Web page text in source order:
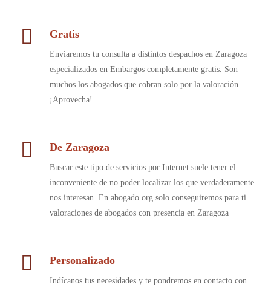
Gratis
Enviaremos tu consulta a distintos despachos en Zaragoza
especializados en Embargos completamente gratis. Son
muchos los abogados que cobran solo por la valoración
¡Aprovecha!
De Zaragoza
Buscar este tipo de servicios por Internet suele tener el
inconveniente de no poder localizar los que verdaderamente
nos interesan. En abogado.org solo conseguiremos para ti
valoraciones de abogados con presencia en Zaragoza
Personalizado
Indícanos tus necesidades y te pondremos en contacto con